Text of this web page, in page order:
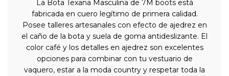
La Bota Texana Masculina de 7M boots está
fabricada en cuero legítimo de primera calidad.
Posee talleres artesanales con efecto de ajedrez en
el caño de la bota y suela de goma antideslizante. El
color café y los detalles en ajedrez son excelentes
opciones para combinar con tu vestuario de
vaquero, estar a la moda country y respetar toda la